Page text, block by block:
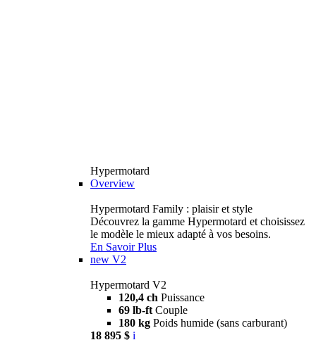
Hypermotard
Overview
Hypermotard Family : plaisir et style
Découvrez la gamme Hypermotard et choisissez
le modèle le mieux adapté à vos besoins.
En Savoir Plus
new V2
Hypermotard V2
120,4 ch Puissance
69 lb-ft Couple
180 kg Poids humide (sans carburant)
18 895 $ i